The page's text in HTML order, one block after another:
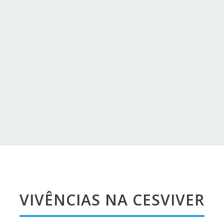
VIVÊNCIAS NA CESVIVER